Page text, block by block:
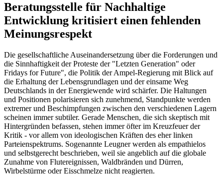
Beratungsstelle für Nachhaltige
Entwicklung kritisiert einen fehlenden
Meinungsrespekt
Die gesellschaftliche Auseinandersetzung über die Forderungen und
die Sinnhaftigkeit der Proteste der "Letzten Generation" oder
Fridays for Future", die Politik der Ampel-Regierung mit Blick auf
die Erhaltung der Lebensgrundlagen und der einsame Weg
Deutschlands in der Energiewende wird schärfer. Die Haltungen
und Positionen polarisieren sich zunehmend, Standpunkte werden
extremer und Beschimpfungen zwischen den verschiedenen Lagern
scheinen immer subtiler. Gerade Menschen, die sich skeptisch mit
Hintergründen befassen, stehen immer öfter im Kreuzfeuer der
Kritik - vor allem von ideologischen Kräften des eher linken
Parteienspektrums. Sogenannte Leugner werden als empathielos
und selbstgerecht beschrieben, weil sie angeblich auf die globale
Zunahme von Flutereignissen, Waldbränden und Dürren,
Wirbelstürme oder Eisschmelze nicht reagierten.